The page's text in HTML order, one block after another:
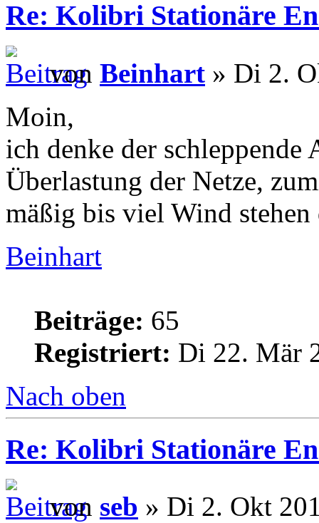
Re: Kolibri Stationäre
von Beinhart » Di 2.
Moin,
ich denke der schleppende
Überlastung der Netze,
mäßig bis viel Wind
Beinhart
Beiträge: 65
Registriert: Di 22. Mär
Nach oben
Re: Kolibri Stationäre
von seb » Di 2. Okt